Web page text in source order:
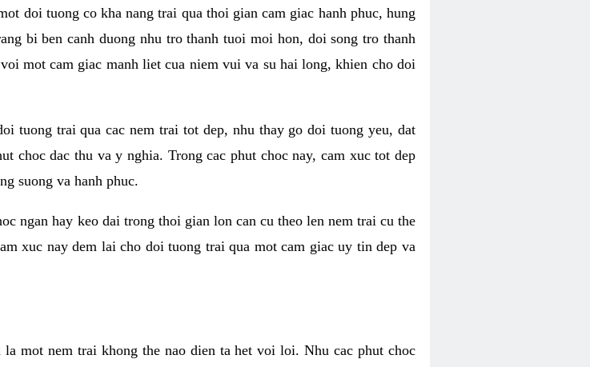
doi tuong co kha nang trai qua thoi gian cam giac hanh phuc, hung
bi ben canh duong nhu tro thanh tuoi moi hon, doi song tro thanh
mot cam giac manh liet cua niem vui va su hai long, khien cho doi
tuong trai qua cac nem trai tot dep, nhu thay go doi tuong yeu, dat
choc dac thu va y nghia. Trong cac phut choc nay, cam xuc tot dep
suong va hanh phuc.
ngan hay keo dai trong thoi gian lon can cu theo len nem trai cu the
xuc nay dem lai cho doi tuong trai qua mot cam giac uy tin dep va
mot nem trai khong the nao dien ta het voi loi. Nhu cac phut choc